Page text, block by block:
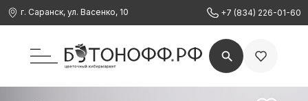
г. Саранск, ул. Васенко, 10 +7 (834) 226-01-60